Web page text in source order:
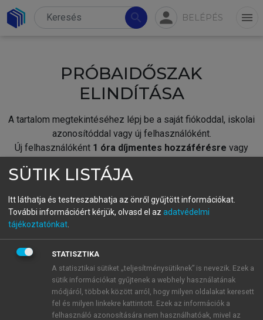
search person BELÉPÉS menu
PRÓBAIDŐSZAK
ELINDÍTÁSA
A tartalom megtekintéséhez lépj be a saját fiókoddal, iskolai
azonosítóddal vagy új felhasználóként.
Új felhasználóként 1 óra díjmentes hozzáférésre vagy
fiókoddal,vagy hozz létre új fiókot.
A regisztráció után apróbaidőszakautomatikusan
BELÉPÉS SAJÁT FIÓKKAL
ÚJ FIÓK LÉTREHOZÁSA
1 óra díjmentes hozzáférés
SÜTIK LISTÁJA
Itt láthatja és testreszabhatja az önről gyűjtött információkat.
További információért kérjük, olvasd el az adatvédelmi
tájékoztatónkat
STATISZTIKA
A statisztikai sütiket „teljesítménysütiknek” is nevezik. Ezek a
sütik információkat gyűjtenek a webhely használatának
módjáról, többek között arról, hogy milyen oldalakat keresett
fel és milyen linkekre kattintott. Ezek az információk a
felhasználó azonosítására nem használhatóak, mivel az